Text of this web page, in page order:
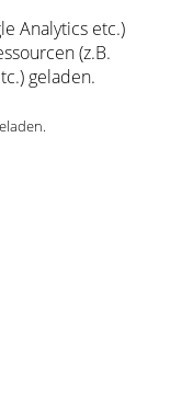
Analytics etc.)
(z.B.
geladen.